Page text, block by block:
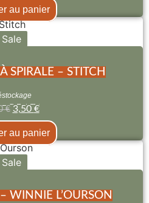
au panier
Sale
SPIRALE – STITCH
€ 3,50 €
au panier
Sale
WINNIE L’OURSON